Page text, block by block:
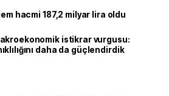
hacmi 187,2 milyar lira oldu
istikrar vurgusu:
daha da güçlendirdik